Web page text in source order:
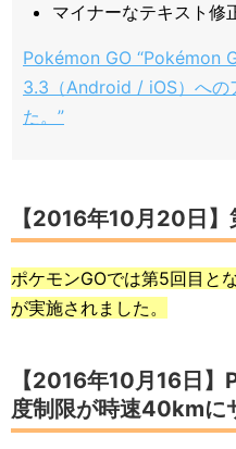
マイナーなテキスト修
Pokémon GO “Pokémon
3.3（Android / iOS）への
た。”
【2016年10月20日
ポケモンGOでは第5回目と
が実施されました。
【2016年10月16日
度制限が時速40kmに